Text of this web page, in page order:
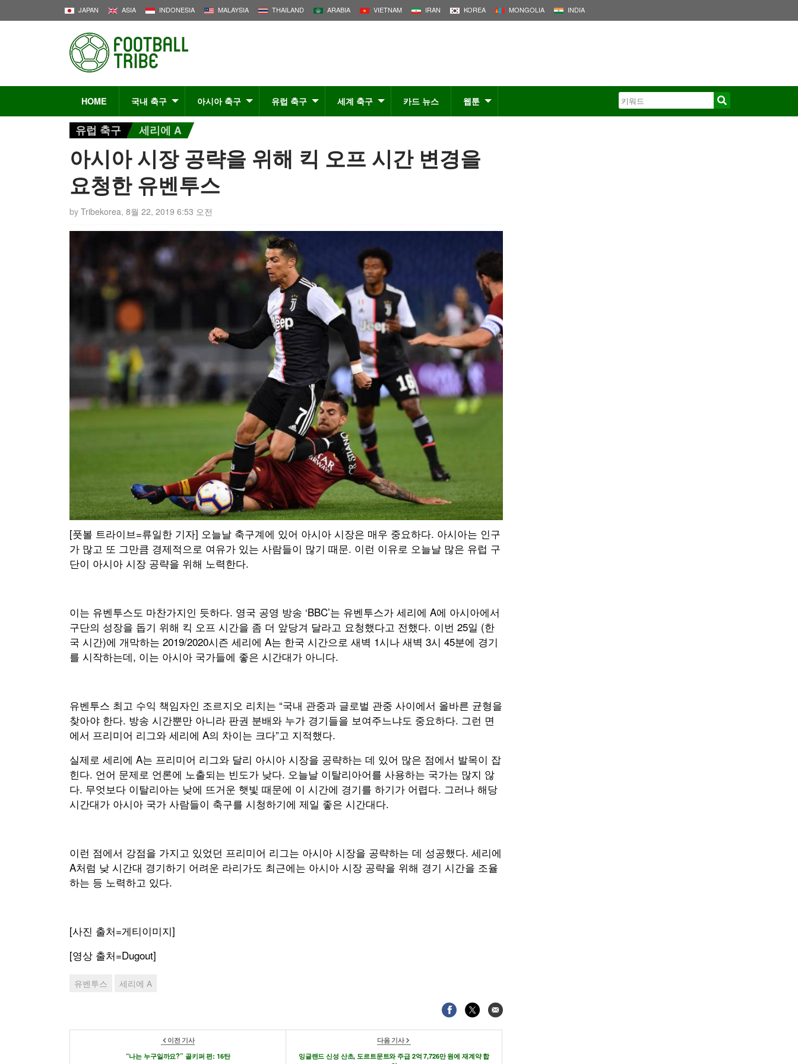
JAPAN ASIA INDONESIA MALAYSIA THAILAND ARABIA VIETNAM IRAN KOREA MONGOLIA INDIA
HOME 국내 축구 아시아 축구 유럽 축구 세계 축구 카드 뉴스 웹툰
유럽 축구 세리에 A
아시아 시장 공략을 위해 킥 오프 시간 변경을
요청한 유벤투스
by Tribekorea, 8월 22, 2019 6:53 오전
[풋볼 트라이브=류일한 기자] 오늘날 축구계에 있어 아시아 시장은 매우 중요하다. 아시아는 인구
가 많고 또 그만큼 경제적으로 여유가 있는 사람들이 많기 때문. 이런 이유로 오늘날 많은 유럽 구
단이 아시아 시장 공략을 위해 노력한다.
이는 유벤투스도 마찬가지인 듯하다. 영국 공영 방송 ‘BBC’는 유벤투스가 세리에 A에 아시아에서
구단의 성장을 돕기 위해 킥 오프 시간을 좀 더 앞당겨 달라고 요청했다고 전했다. 이번 25일 (한
국 시간)에 개막하는 2019/2020시즌 세리에 A는 한국 시간으로 새벽 1시나 새벽 3시 45분에 경기
를 시작하는데, 이는 아시아 국가들에 좋은 시간대가 아니다.
유벤투스 최고 수익 책임자인 조르지오 리치는 “국내 관중과 글로벌 관중 사이에서 올바른 균형을
찾아야 한다. 방송 시간뿐만 아니라 판권 분배와 누가 경기들을 보여주느냐도 중요하다. 그런 면
에서 프리미어 리그와 세리에 A의 차이는 크다”고 지적했다.
실제로 세리에 A는 프리미어 리그와 달리 아시아 시장을 공략하는 데 있어 많은 점에서 발목이 잡
힌다. 언어 문제로 언론에 노출되는 빈도가 낮다. 오늘날 이탈리아어를 사용하는 국가는 많지 않
다. 무엇보다 이탈리아는 낮에 뜨거운 햇빛 때문에 이 시간에 경기를 하기가 어렵다. 그러나 해당
시간대가 아시아 국가 사람들이 축구를 시청하기에 제일 좋은 시간대다.
이런 점에서 강점을 가지고 있었던 프리미어 리그는 아시아 시장을 공략하는 데 성공했다. 세리에
A처럼 낮 시간대 경기하기 어려운 라리가도 최근에는 아시아 시장 공략을 위해 경기 시간을 조율
하는 등 노력하고 있다.
[사진 출처=게티이미지]
[영상 출처=Dugout]
유벤투스 세리에 A
이전 기사
“나는 누구일까요?” 골키퍼 편: 16탄
다음 기사
잉글랜드 신성 산초, 도르트문트와 주급 2억 7,726만 원에 재계약 합